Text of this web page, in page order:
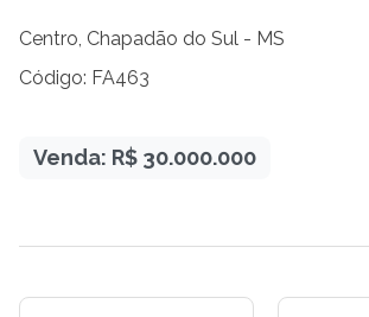
Centro, Chapadão do Sul - MS
Código: FA463
Venda: R$ 30.000.000